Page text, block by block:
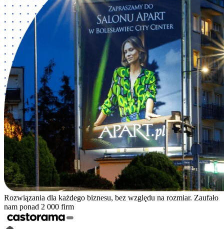
Rozwiązania dla każdego biznesu, bez względu na rozmiar. Zaufało
nam ponad 2 000 firm